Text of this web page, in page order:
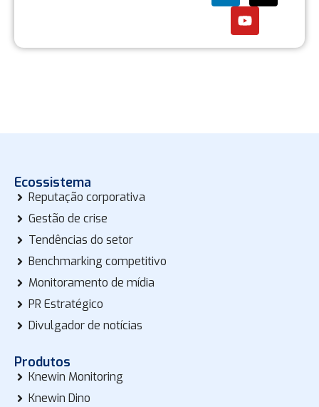
Ecossistema
Reputação corporativa
Gestão de crise
Tendências do setor
Benchmarking competitivo
Monitoramento de mídia
PR Estratégico
Divulgador de notícias
Produtos
Knewin Monitoring
Knewin Dino